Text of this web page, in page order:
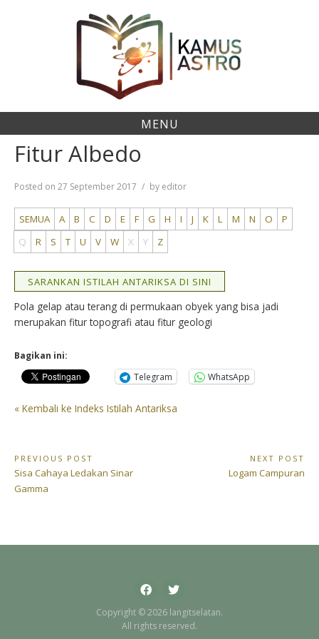
MENU
Fitur Albedo
Posted on 27 September 2017 by editor
SEMUA A B C D E F G H I J K L M N O
P
Q
R S T U V W X Y Z
SARANKAN ISTILAH ANTARIKSA DI SINI
Pola gelap atau terang di permukaan obyek yang bisa jadi
merupakan fitur topografi atau fitur geologi
Bagikan ini:
Telegram
WhatsApp
« Kembali ke Indeks Istilah Antariksa
Navigasi
pos
PREVIOUS POST
Previous
Post:
Sisa Cahaya Ledakan Sinar
Gamma
NEXT POST
Next
Logam Campuran
FacebookTwitter
Copyright © 2026 langitselatan.
All rights reserved.